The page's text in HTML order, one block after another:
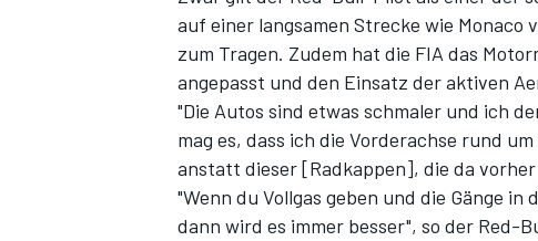
auf einer langsamen Strecke wie Monaco
zum Tragen. Zudem hat die FIA das
angepasst und den Einsatz der aktiven
"Die Autos sind etwas schmaler und ich
mag es, dass ich die Vorderachse rund
anstatt dieser [Radkappen], die da
"Wenn du Vollgas geben und die Gänge
dann wird es immer besser", so der Red-